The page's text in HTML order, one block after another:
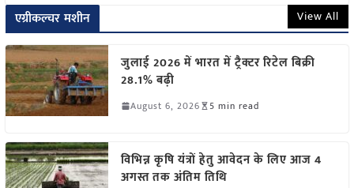
एग्रीकल्चर मशीन View All
जुलाई 2026 में भारत में ट्रैक्टर रिटेल बिक्री
28.1% बढ़ी
August 6, 2026 5 min read
विभिन्न कृषि यंत्रों हेतु आवेदन के लिए आज 4
अगस्त तक अंतिम तिथि